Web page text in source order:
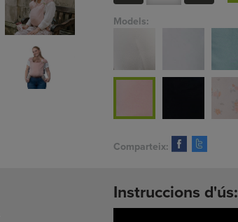
Models:
Comparteix:
Instruccions d'ús: